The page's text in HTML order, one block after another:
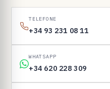
8
TELEFONE
+34 93 231 08 11
WHATSAPP
+34 620 228 309